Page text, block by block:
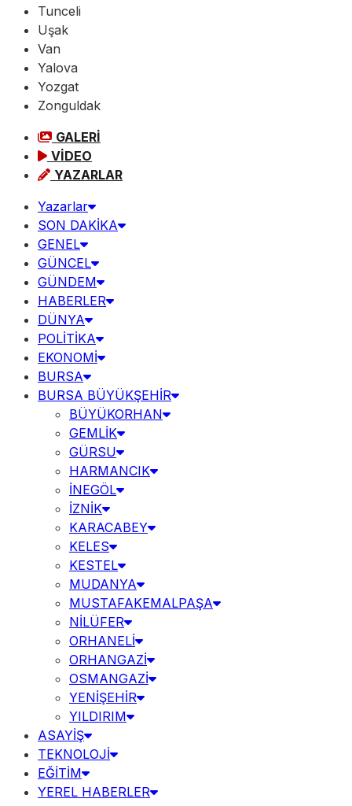
Tunceli
Uşak
Van
Yalova
Yozgat
Zonguldak
GALERİ
VİDEO
YAZARLAR
Yazarlar
SON DAKİKA
GENEL
GÜNCEL
GÜNDEM
HABERLER
DÜNYA
POLİTİKA
EKONOMİ
BURSA
BURSA BÜYÜKŞEHİR
BÜYÜKORHAN
GEMLİK
GÜRSU
HARMANCIK
İNEGÖL
İZNİK
KARACABEY
KELES
KESTEL
MUDANYA
MUSTAFAKEMALPAŞA
NİLÜFER
ORHANELİ
ORHANGAZİ
OSMANGAZİ
YENİŞEHİR
YILDIRIM
ASAYİŞ
TEKNOLOJİ
EĞİTİM
YEREL HABERLER